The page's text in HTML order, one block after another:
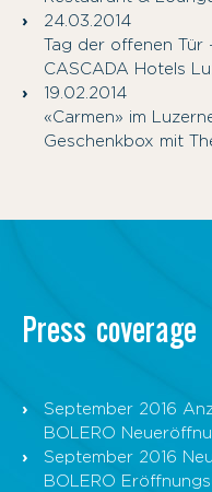
24.03.2014
Tag der offenen
CASCADA Hotels
19.02.2014
«Carmen» im
Geschenkbox mit
Press coverage
September 2016
BOLERO
September 2016
BOLERO